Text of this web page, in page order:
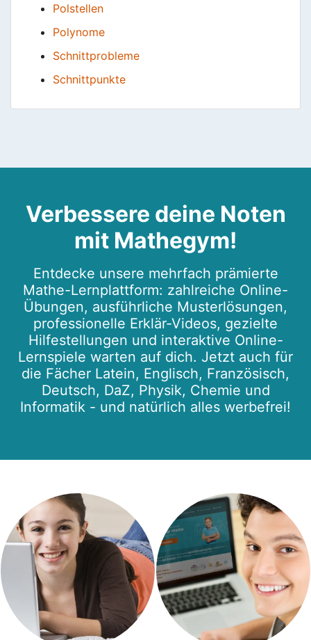
Polstellen
Polynome
Schnittprobleme
Schnittpunkte
Verbessere deine Noten
mit Mathegym!
Entdecke unsere mehrfach prämierte
Mathe-Lernplattform: zahlreiche Online-
Übungen, ausführliche Musterlösungen,
professionelle Erklär-Videos, gezielte
Hilfestellungen und interaktive Online-
Lernspiele warten auf dich. Jetzt auch für
die Fächer Latein, Englisch, Französisch,
Deutsch, DaZ, Physik, Chemie und
Informatik - und natürlich alles werbefrei!